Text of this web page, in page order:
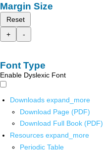
Margin Size
Reset
+
-
Font Type
Enable Dyslexic Font
Downloads expand_more
Download Page (PDF)
Download Full Book (PDF)
Resources expand_more
Periodic Table